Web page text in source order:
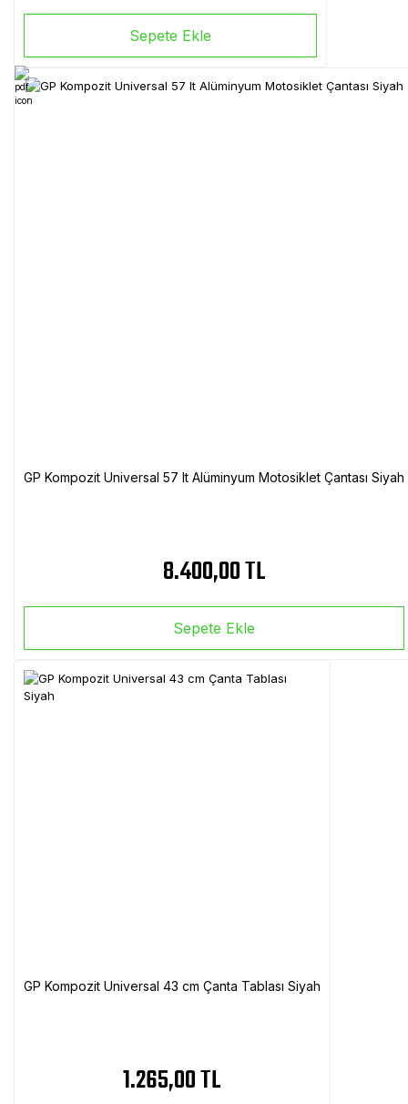
Sepete Ekle
GP Kompozit Universal 57 lt Alüminyum Motosiklet Çantası Siyah
8.400,00 TL
Sepete Ekle
GP Kompozit Universal 43 cm Çanta Tablası Siyah
1.265,00 TL